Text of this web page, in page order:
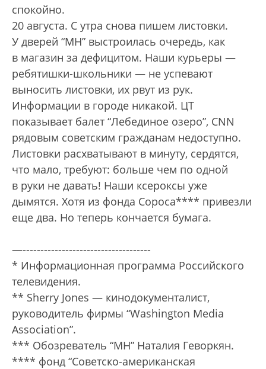
спокойно.
20 августа. С утра снова пишем листовки.
У дверей “МН” выстроилась очередь, как
в магазин за дефицитом. Наши курьеры —
ребятишки-школьники — не успевают
выносить листовки, их рвут из рук.
Информации в городе никакой. ЦТ
показывает балет “Лебединое озеро”, CNN
рядовым советским гражданам недоступно.
Листовки расхватывают в минуту, сердятся,
что мало, требуют: больше чем по одной
в руки не давать! Наши ксероксы уже
дымятся. Хотя из фонда Сороса**** привезли
еще два. Но теперь кончается бумага.
—------------------------------------
* Информационная программа Российского
телевидения.
** Sherry Jones — кинодокументалист,
руководитель фирмы “Washington Media
Association”.
*** Обозреватель “МН” Наталия Геворкян.
**** фонд “Советско-американская